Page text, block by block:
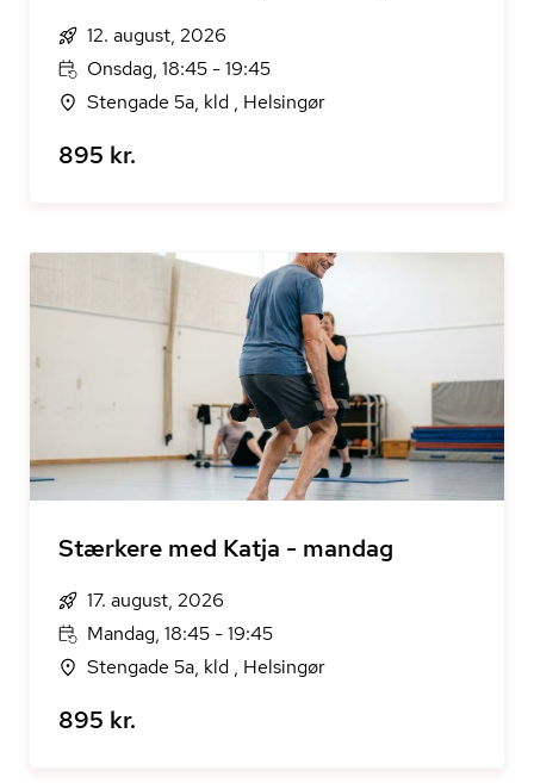
12. august, 2026
Onsdag, 18:45 - 19:45
Stengade 5a, kld , Helsingør
895 kr.
Stærkere med Katja - mandag
17. august, 2026
Mandag, 18:45 - 19:45
Stengade 5a, kld , Helsingør
895 kr.